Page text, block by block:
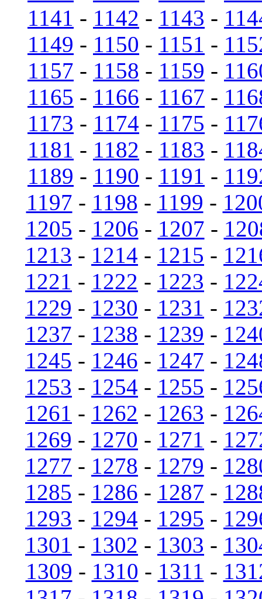
1141 - 1142 - 1143 -
1149 - 1150 - 1151 -
1157 - 1158 - 1159 -
1165 - 1166 - 1167 -
1173 - 1174 - 1175 -
1181 - 1182 - 1183 -
1189 - 1190 - 1191 -
1197 - 1198 - 1199 -
1205 - 1206 - 1207 -
1213 - 1214 - 1215 -
1221 - 1222 - 1223 -
1229 - 1230 - 1231 -
1237 - 1238 - 1239 -
1245 - 1246 - 1247 -
1253 - 1254 - 1255 -
1261 - 1262 - 1263 -
1269 - 1270 - 1271 -
1277 - 1278 - 1279 -
1285 - 1286 - 1287 -
1293 - 1294 - 1295 -
1301 - 1302 - 1303 -
1309 - 1310 - 1311 -